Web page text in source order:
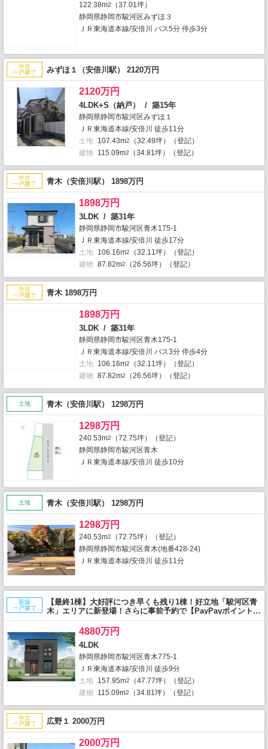
122.38m2
（37.01坪）
静岡県静岡市駿河区みずほ３
ＪＲ東海道本線/安倍川 バス5分 停歩3分
中古
一戸建て
みずほ１（安倍川駅） 2120万円
2120万円
4LDK+S（納戸） / 築15年
静岡県静岡市駿河区みずほ１
ＪＲ東海道本線/安倍川 徒歩11分
土地 107.43m2
（32.49坪）（登記）
建物
115.09m2 （34.81坪）（登記）
中古
一戸建て
青木（安倍川駅） 1898万円
1898万円
3LDK / 築31年
静岡県静岡市駿河区青木175-1
ＪＲ東海道本線/安倍川 徒歩17分
土地 106.16m2
（32.11坪）（登記）
建物 87.82m2 （26.56坪）（登記）
中古
一戸建て
青木 1898万円
1898万円
3LDK / 築31年
静岡県静岡市駿河区青木175-1
ＪＲ東海道本線/安倍川 バス3分 停歩4分
土地 106.16m2
（32.11坪）（登記）
建物 87.82m2 （26.56坪）（登記）
土地 青木（安倍川駅） 1298万円
1298万円
240.53m2
（72.75坪）（登記）
静岡県静岡市駿河区青木
ＪＲ東海道本線/安倍川 徒歩10分
土地 青木（安倍川駅） 1298万円
1298万円
240.53m2
（72.75坪）（登記）
静岡県静岡市駿河区青木(地番428-24)
ＪＲ東海道本線/安倍川 徒歩11分
新築
一戸建て
【最終1棟】大好評につき早くも残り1棟！好立地「駿河区青
木」エリアに新登場！さらに事前予約で【PayPayポイント1
万円】進呈
4880万円
4LDK
静岡県静岡市駿河区青木775-1
ＪＲ東海道本線/安倍川 徒歩9分
土地 157.95m2
（47.77坪）（登記）
建物
115.09m2 （34.81坪）（登記）
中古
一戸建て
広野１ 2000万円
2000万円